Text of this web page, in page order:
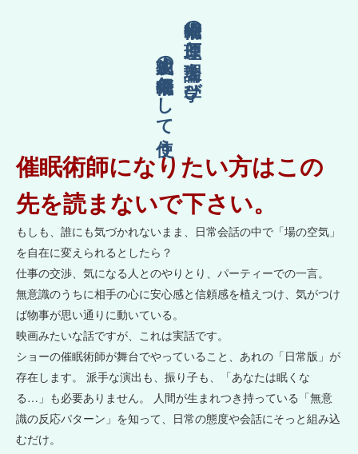
催眠術の原理と理論を学び
人生成功の催眠術として使う
催眠術師になりたい方はこの
先を読まないで下さい。
もしも、誰にも気づかれないまま、日常会話の中で「場の空気」
を自在に変えられるとしたら？
仕事の交渉、気になる人とのやりとり、パーティーでの一言。
無意識のうちに相手の心に安心感と信頼感を植えつけ、気がつけ
ば物事が思い通りに動いている。
映画みたいな話ですが、これは実話です。
ショーの催眠術師が舞台でやっていること、あれの「日常版」が
存在します。 派手な演出も、振り子も、「あなたは眠くな
る…」も必要ありません。 人間が生まれつき持っている「無意
識の反応パターン」を知って、日常の態度や会話にそっと組み込
むだけ。